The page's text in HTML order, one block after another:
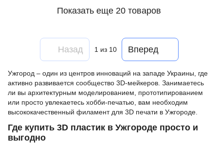
Показать еще 20 товаров
Назад 1из 10 Вперед
Ужгород – один из центров инноваций на западе Украины, где
активно развивается сообщество 3D-мейкеров. Занимаетесь
ли вы архитектурным моделированием, прототипированием
или просто увлекаетесь хобби-печатью, вам необходим
высококачественный филамент для 3D печати в Ужгороде.
Где купить 3D пластик в Ужгороде просто и
выгодно